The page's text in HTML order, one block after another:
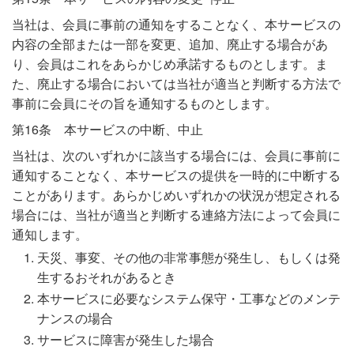
当社は、会員に事前の通知をすることなく、本サービスの
内容の全部または一部を変更、追加、廃止する場合があ
り、会員はこれをあらかじめ承諾するものとします。ま
た、廃止する場合においては当社が適当と判断する方法で
事前に会員にその旨を通知するものとします。
第16条 本サービスの中断、中止
当社は、次のいずれかに該当する場合には、会員に事前に
通知することなく、本サービスの提供を一時的に中断する
ことがあります。あらかじめいずれかの状況が想定される
場合には、当社が適当と判断する連絡方法によって会員に
通知します。
天災、事変、その他の非常事態が発生し、もしくは発
生するおそれがあるとき
本サービスに必要なシステム保守・工事などのメンテ
ナンスの場合
サービスに障害が発生した場合